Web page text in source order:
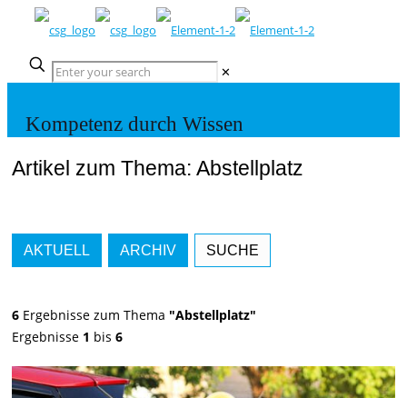
✕
Kompetenz durch Wissen
Artikel zum Thema: Abstellplatz
AKTUELL ARCHIV SUCHE
6 Ergebnisse zum Thema "Abstellplatz"
Ergebnisse 1 bis 6